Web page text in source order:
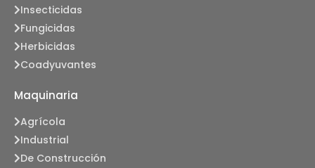
Insecticidas
Fungicidas
Herbicidas
Coadyuvantes
Maquinaria
Agrícola
Industrial
De Construcción